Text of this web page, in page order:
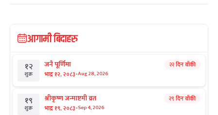
आगामी बिदाहरु
१२
शुक्र
जनै पूर्णिमा
भाद्र १२, २०८३-Aug 28, 2026
२२ दिन बाँकी
१९
शुक्र
श्रीकृष्ण जन्माष्टमी व्रत
भाद्र १९, २०८३-Sep 4, 2026
२९ दिन बाँकी